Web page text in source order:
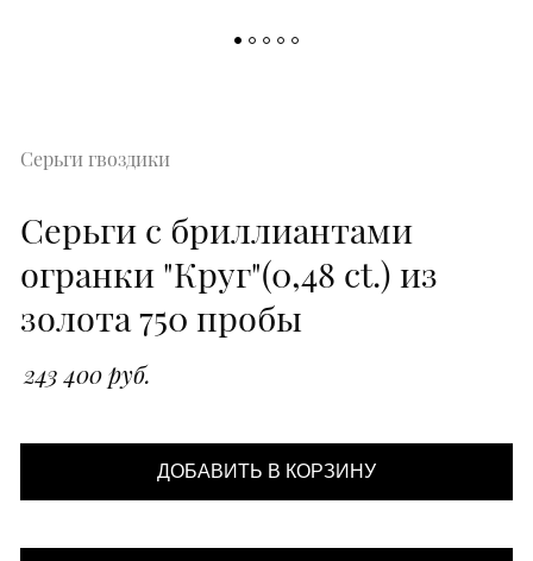
Серьги гвоздики
Серьги с бриллиантами
огранки "Круг"(0,48 ct.) из
золота 750 пробы
243 400 руб.
ДОБАВИТЬ В КОРЗИНУ